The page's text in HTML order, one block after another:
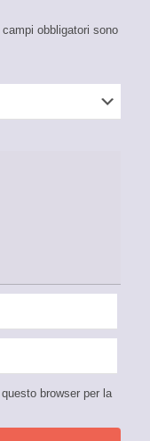
I campi obbligatori sono
browser per la